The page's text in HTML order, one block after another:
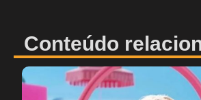
Conteúdo